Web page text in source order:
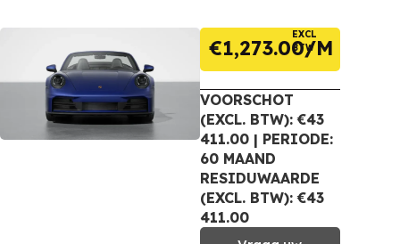
€1,273.00
EXCL
BTW
VOORSCHOT
(EXCL. BTW): €43
411.00 | PERIODE:
60 MAAND
RESIDUWAARDE
(EXCL. BTW): €43
411.00